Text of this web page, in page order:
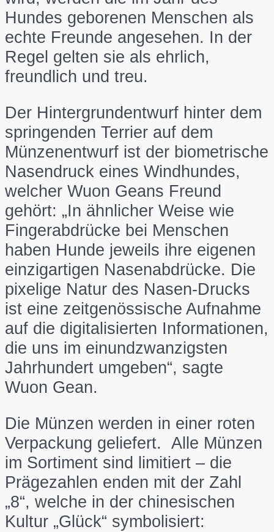
Hundes geborenen Menschen als
echte Freunde angesehen. In der
Regel gelten sie als ehrlich,
freundlich und treu.
Der Hintergrundentwurf hinter dem
springenden Terrier auf dem
Münzenentwurf ist der biometrische
Nasendruck eines Windhundes,
welcher Wuon Geans Freund
gehört: „In ähnlicher Weise wie
Fingerabdrücke bei Menschen
haben Hunde jeweils ihre eigenen
einzigartigen Nasenabdrücke. Die
pixelige Natur des Nasen-Drucks
ist eine zeitgenössische Aufnahme
auf die digitalisierten Informationen,
die uns im einundzwanzigsten
Jahrhundert umgeben“, sagte
Wuon Gean.
Die Münzen werden in einer roten
Verpackung geliefert. Alle Münzen
im Sortiment sind limitiert – die
Prägezahlen enden mit der Zahl
„8“, welche in der chinesischen
Kultur „Glück“ symbolisiert: